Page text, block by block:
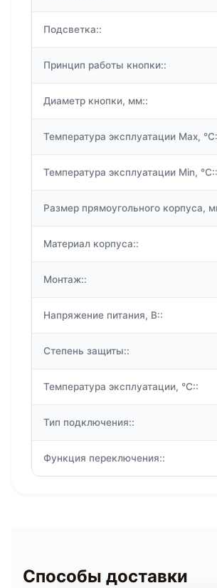
Подсветка::
Принцип работы кнопки::
Диаметр кнопки, мм::
Температура эксплуатации Max,
Температура эксплуатации Min, °C::
Размер прямоугольного корпуса,
Материал корпуса::
Монтаж::
Напряжение питания, В::
Степень защиты::
Температура эксплуатации, °C::
Тип подключения::
Функция переключения::
Способы доставки